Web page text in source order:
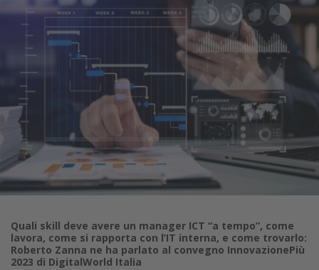
Quali skill deve avere un manager ICT “a tempo”, come
lavora, come si rapporta con l’IT interna, e come trovarlo:
Roberto Zanna ne ha parlato al convegno InnovazionePiù
2023 di DigitalWorld Italia